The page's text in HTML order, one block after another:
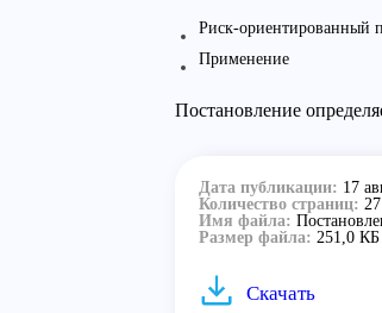
Риск-ориентированный
Применение
Постановление
Дата публикации: 17
Количество страниц: 27
Имя файла:
Размер файла: 251,0 КБ
Скачать